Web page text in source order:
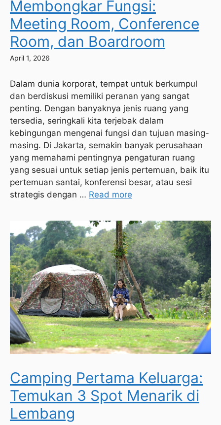
Membongkar Fungsi:
Meeting Room, Conference
Room, dan Boardroom
April 1, 2026
Dalam dunia korporat, tempat untuk berkumpul
dan berdiskusi memiliki peranan yang sangat
penting. Dengan banyaknya jenis ruang yang
tersedia, seringkali kita terjebak dalam
kebingungan mengenai fungsi dan tujuan masing-
masing. Di Jakarta, semakin banyak perusahaan
yang memahami pentingnya pengaturan ruang
yang sesuai untuk setiap jenis pertemuan, baik itu
pertemuan santai, konferensi besar, atau sesi
strategis dengan … Read more
Camping Pertama Keluarga:
Temukan 3 Spot Menarik di
Lembang